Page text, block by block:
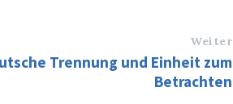
Weiter
Trennung und Einheit zum
Betrachten